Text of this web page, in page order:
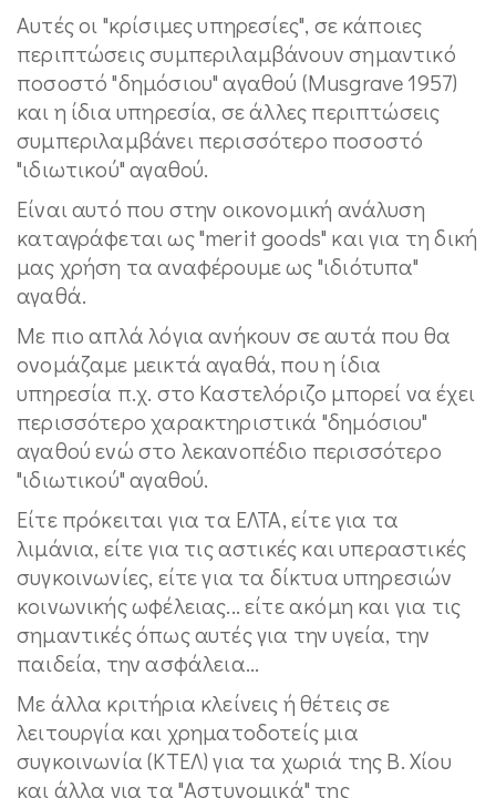
Αυτές οι "κρίσιμες υπηρεσίες", σε κάποιες
περιπτώσεις συμπεριλαμβάνουν σημαντικό
ποσοστό "δημόσιου" αγαθού (Musgrave 1957)
και η ίδια υπηρεσία, σε άλλες περιπτώσεις
συμπεριλαμβάνει περισσότερο ποσοστό
"ιδιωτικού" αγαθού.
Είναι αυτό που στην οικονομική ανάλυση
καταγράφεται ως "merit goods" και για τη δική
μας χρήση τα αναφέρουμε ως "ιδιότυπα"
αγαθά.
Με πιο απλά λόγια ανήκουν σε αυτά που θα
ονομάζαμε μεικτά αγαθά, που η ίδια
υπηρεσία π.χ. στο Καστελόριζο μπορεί να έχει
περισσότερο χαρακτηριστικά "δημόσιου"
αγαθού ενώ στο λεκανοπέδιο περισσότερο
"ιδιωτικού" αγαθού.
Είτε πρόκειται για τα ΕΛΤΑ, είτε για τα
λιμάνια, είτε για τις αστικές και υπεραστικές
συγκοινωνίες, είτε για τα δίκτυα υπηρεσιών
κοινωνικής ωφέλειας... είτε ακόμη και για τις
σημαντικές όπως αυτές για την υγεία, την
παιδεία, την ασφάλεια...
Με άλλα κριτήρια κλείνεις ή θέτεις σε
λειτουργία και χρηματοδοτείς μια
συγκοινωνία (ΚΤΕΛ) για τα χωριά της Β. Χίου
και άλλα για τα "Αστυνομικά" της